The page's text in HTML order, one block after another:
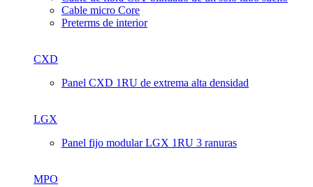
Cable micro Core
Preterms de interior
CXD
Panel CXD 1RU de extrema alta densidad
LGX
Panel fijo modular LGX 1RU 3 ranuras
MPO